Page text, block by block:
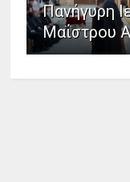
Πανήγυρη
Μαΐστρου